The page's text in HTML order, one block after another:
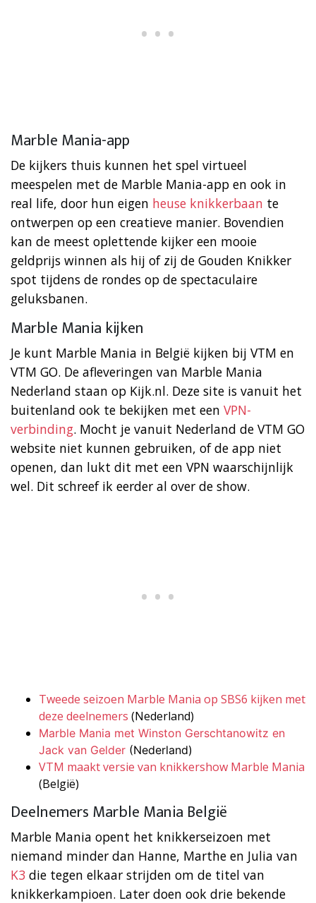
Marble Mania-app
De kijkers thuis kunnen het spel virtueel
meespelen met de Marble Mania-app en ook in
real life, door hun eigen heuse knikkerbaan te
ontwerpen op een creatieve manier. Bovendien
kan de meest oplettende kijker een mooie
geldprijs winnen als hij of zij de Gouden Knikker
spot tijdens de rondes op de spectaculaire
geluksbanen.
Marble Mania kijken
Je kunt Marble Mania in België kijken bij VTM en
VTM GO. De afleveringen van Marble Mania
Nederland staan op Kijk.nl. Deze site is vanuit het
buitenland ook te bekijken met een VPN-
verbinding. Mocht je vanuit Nederland de VTM GO
website niet kunnen gebruiken, of de app niet
openen, dan lukt dit met een VPN waarschijnlijk
wel. Dit schreef ik eerder al over de show.
Tweede seizoen Marble Mania op SBS6 kijken met
deze deelnemers (Nederland)
Marble Mania met Winston Gerschtanowitz en
Jack van Gelder (Nederland)
VTM maakt versie van knikkershow Marble Mania
(België)
Deelnemers Marble Mania België
Marble Mania opent het knikkerseizoen met
niemand minder dan Hanne, Marthe en Julia van
K3 die tegen elkaar strijden om de titel van
knikkerkampioen. Later doen ook drie bekende